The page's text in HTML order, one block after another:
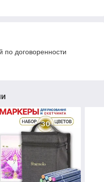
по договоренности